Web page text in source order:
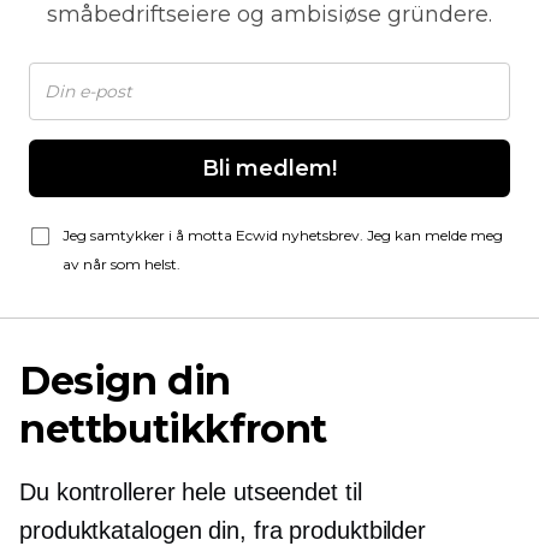
småbedriftseiere og ambisiøse gründere.
Bli medlem!
Jeg samtykker i å motta Ecwid nyhetsbrev. Jeg kan melde meg
av når som helst.
Design din
nettbutikkfront
Du kontrollerer hele utseendet til
produktkatalogen din, fra produktbilder